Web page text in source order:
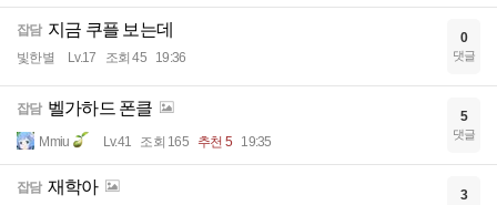
잡담 지금 쿠플 보는데
빛한별 Lv.17 조회 45 19:36
0
댓글
잡담 벨가하드 폰클
Mmiu Lv.41 조회 165 추천 5 19:35
5
댓글
잡담 재학아 3